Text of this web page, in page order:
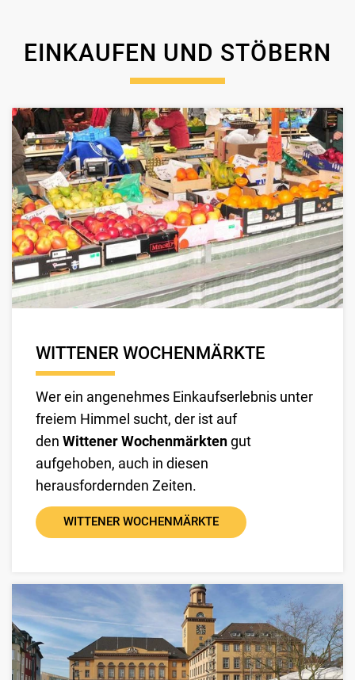
EINKAUFEN UND STÖBERN
WITTENER WOCHENMÄRKTE
Wer ein angenehmes Einkaufserlebnis unter
freiem Himmel sucht, der ist auf
den Wittener Wochenmärkten gut
aufgehoben, auch in diesen
herausfordernden Zeiten.
WITTENER WOCHENMÄRKTE